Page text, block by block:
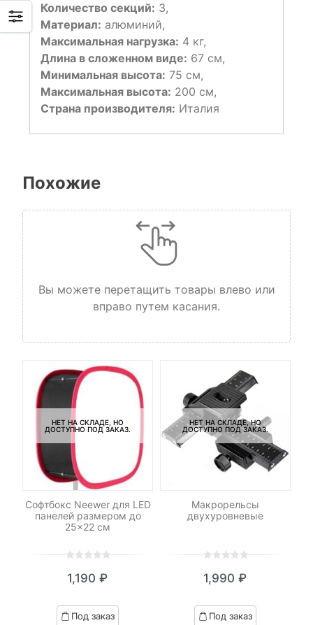
Количество секций: 3,
Материал: алюминий,
Максимальная нагрузка: 4 кг,
Длина в сложенном виде: 67 см,
Минимальная высота: 75 см,
Максимальная высота: 200 см,
Страна производителя: Италия
Похожие
Вы можете перетащить товары влево или
вправо путем касания.
НЕТ НА СКЛАДЕ, НО
ДОСТУПНО ПОД ЗАКАЗ.
Софтбокс Neewer для LED
панелей размером до
25×22 см
out
based
on
1,190 ₽
Под заказ
НЕТ НА СКЛАДЕ, НО
ДОСТУПНО ПОД ЗАКАЗ.
Макрорельсы
двухуровневые
out
based
on
1,990 ₽
Под заказ